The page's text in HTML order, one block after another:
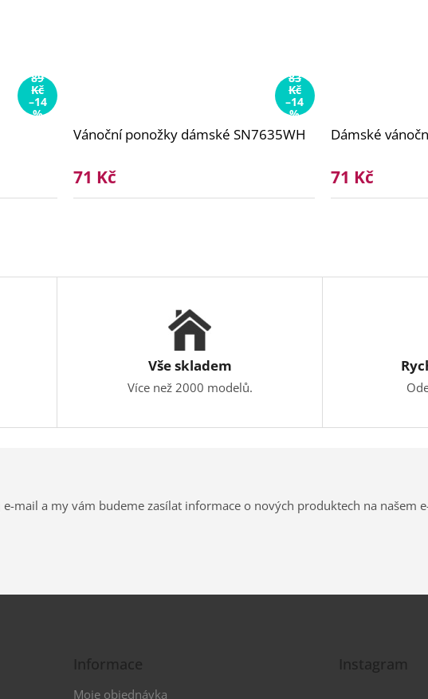
89
Kč
–14
%
83
Kč
–14
%
Vánoční ponožky dámské SN7635WH
71 Kč
Dámské
71 Kč
Vše skladem
Více než 2000 modelů.
e-mail a my vám budeme zasílat informace o nových produktech na našem
Informace
Moje objednávka
Instagram